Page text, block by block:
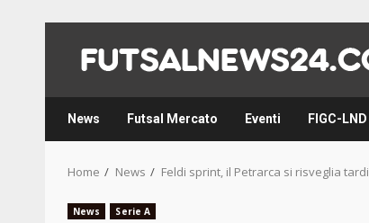
content
News Futsal Mercato Eventi FIGC-LND
Home News Feldi sprint, il Petrarca si risveglia tardi
News Serie A